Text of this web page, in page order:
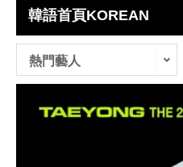
韓語首頁KOREAN
熱門藝人